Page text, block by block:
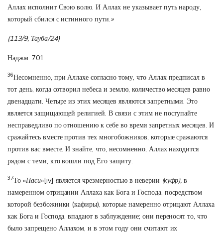
Аллах исполнит Свою волю. И Аллах не указывает путь народу,
который сбился с истинного пути.»
(113/9, Тауба/24)
Наджм: 701
36Несомненно, при Аллахе согласно тому, что Аллах предписал в
тот день, когда сотворил небеса и землю, количество месяцев равно
двенадцати. Четыре из этих месяцев являются запретными. Это
является защищающей религией. В связи с этим не поступайте
несправедливо по отношению к себе во время запретных месяцев. И
сражайтесь вместе против тех многобожников, которые сражаются
против вас вместе. И знайте, что, несомненно, Аллах находится
рядом с теми, кто вошли под Его защиту.
37То «Наси»[iv] является чрезмерностью в неверии (куфр), в
намеренном отрицании Аллаха как Бога и Господа, посредством
которой безбожники (кафиры), которые намеренно отрицают Аллаха
как Бога и Господа, впадают в заблуждение; они переносят то, что
было запрещено Аллахом, и в этом году они считают их